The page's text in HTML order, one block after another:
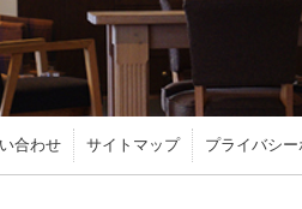
合わせ サイトマップ プライバシ